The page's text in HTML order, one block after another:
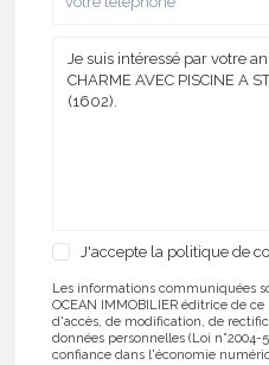
J'accepte la politique de
Les informations communiquées
OCEAN IMMOBILIER éditrice de
d'accès, de modification, de
données personnelles (Loi n°2004-
confiance dans l'économie